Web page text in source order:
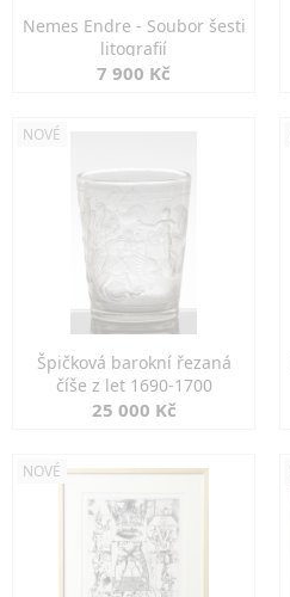
Nemes Endre - Soubor šesti
litografií
7 900 Kč
NOVÉ
Špičková barokní řezaná
číše z let 1690-1700
25 000 Kč
NOVÉ